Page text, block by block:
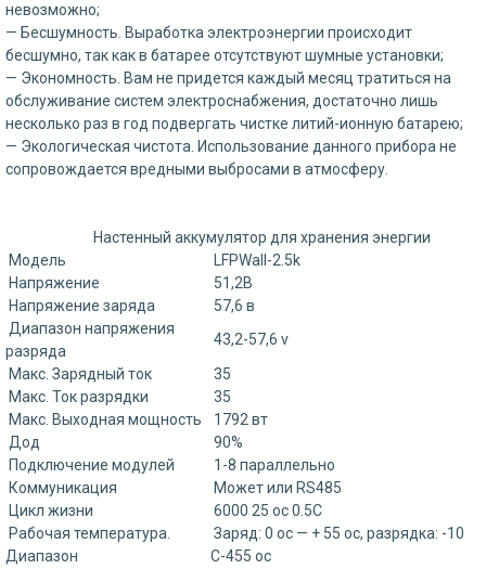
невозможно;
— Бесшумность. Выработка электроэнергии происходит
бесшумно, так как в батарее отсутствуют шумные установки;
— Экономность. Вам не придется каждый месяц тратиться на
обслуживание систем электроснабжения, достаточно лишь
несколько раз в год подвергать чистке литий-ионную батарею;
— Экологическая чистота. Использование данного прибора не
сопровождается вредными выбросами в атмосферу.
Настенный аккумулятор для хранения энергии
Модель
LFPWall-2.5k
Напряжение
51,2В
Напряжение заряда
57,6 в
Диапазон напряжения
разряда
43,2-57,6 v
Макс. Зарядный ток
35
Макс. Ток разрядки
35
Макс. Выходная мощность
1792 вт
Дод
90%
Подключение модулей
1-8 параллельно
Коммуникация
Может или RS485
Цикл жизни
6000 25 ос 0.5C
Рабочая температура.
Диапазон
Заряд: 0 ос — + 55 ос, разрядка: -10
С-455 ос